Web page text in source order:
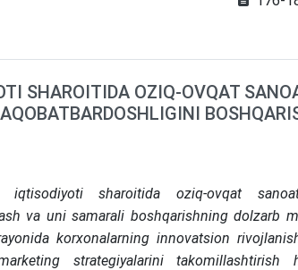
SHAROITIDA OZIQ-OVQAT
sharoitida oziq-ovqat
va uni samarali boshqarishning dolzarb
korxonalarning innovatsion
strategiyalarini takomillashtirish